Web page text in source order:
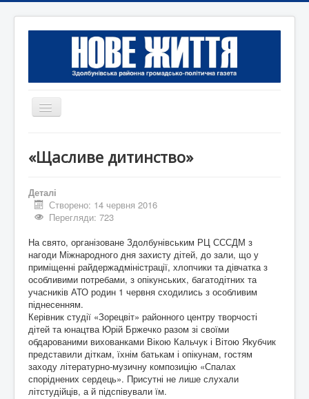
Перемикач
Редакція
Контактна інформація
Коротко
«Щасливе дитинство»
Деталі
Створено: 14 червня 2016
Перегляди: 723
На свято, організоване Здолбунівським РЦ СССДМ з
нагоди Міжнародного дня захисту дітей, до зали, що у
приміщенні райдержадміністрації, хлопчики та дівчатка з
особливими потребами, з опікунських, багатодітних та
учасників АТО родин 1 червня сходились з особливим
піднесенням.
Керівник студії «Зоре­цвіт» районного центру творчості
дітей та юнацтва Юрій Бржечко разом зі своїми
обдарованими вихованками Вікою Кальчук і Вітою Якубчик
представили діткам, їхнім батькам і опікунам, гостям
заходу літературно-музичну композицію «Спалах
споріднених сердець». Присутні не лише слухали
літстудійців, а й підспівували їм.